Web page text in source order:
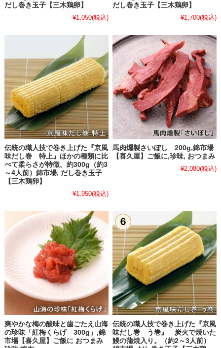
だし巻き玉子【三木鶏卵】
¥1,050(税込)
だし巻き玉子【三木鶏卵】
¥1,700(税込)
伝統の職人技で巻き上げた『京風
味だし巻 特上』ほかの種類に比
べて柔らさが特徴。約300g（約3
～4人前）錦市場, だし巻き玉子
【三木鶏卵】
¥1,950(税込)
馬肉燻製さいぼし 200g,錦市場
【喜久屋】ご飯に,珍味, おつまみ
¥2,080(税込)
爽やかな梅の酸味と歯ごたえ山海
の珍味「紅梅くらげ 300g」,錦
市場【喜久屋】ご飯に おつまみ
伝統の職人技で巻き上げた『京風
味だし巻 う巻』 炭火で焼いた
鰻の蒲焼入り。（約2～3人前）